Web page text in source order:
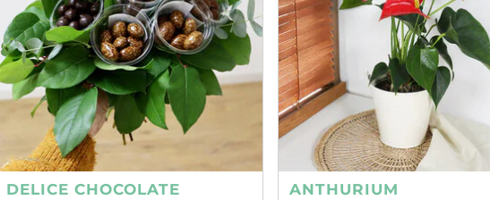
DELICE CHOCOLATE ANTHURIUM